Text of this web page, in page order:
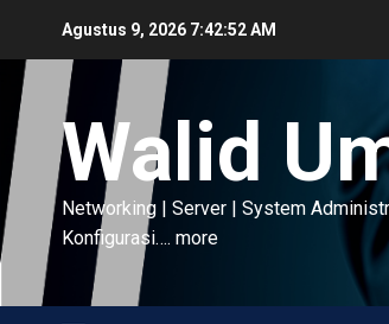
content
Agustus 9, 2026 7:42:53 AM
Walid
Networking | Server | System
Konfigurasi…. more